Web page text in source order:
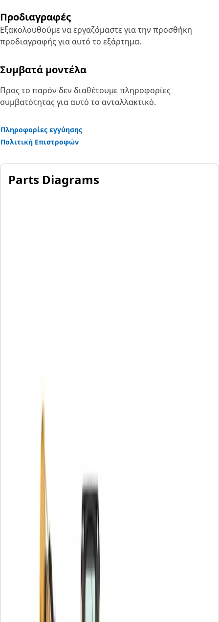
Προδιαγραφές
Εξακολουθούμε να εργαζόμαστε για την προσθήκη
προδιαγραφής για αυτό το εξάρτημα.
Συμβατά μοντέλα
Προς το παρόν δεν διαθέτουμε πληροφορίες
συμβατότητας για αυτό το ανταλλακτικό.
Πληροφορίες εγγύησης
Πολιτική Επιστροφών
Parts Diagrams